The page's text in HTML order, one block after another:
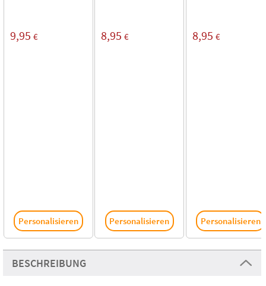
9,95 €
Personalisieren
8,95 €
Personalisieren
8,95 €
Personalisieren
BESCHREIBUNG